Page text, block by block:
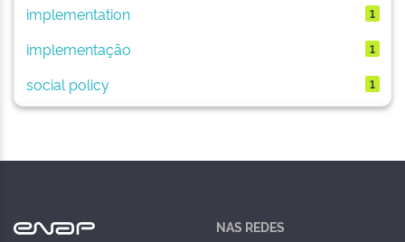
implementation 1
implementação 1
social policy 1
NAS REDES